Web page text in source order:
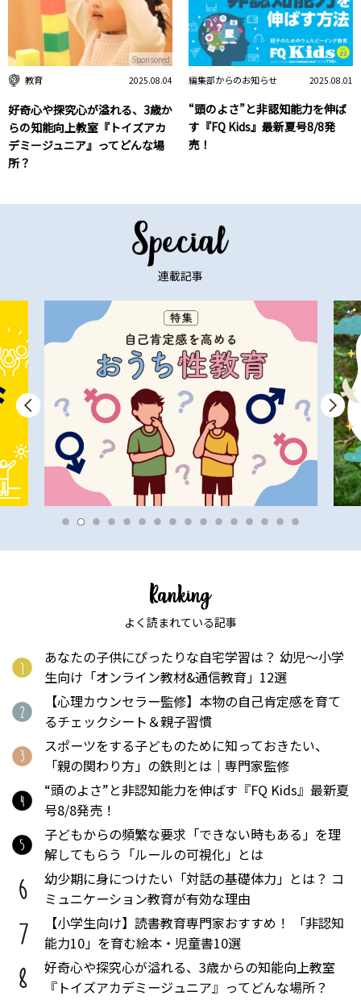
よく読まれている記事
あなたの子供にぴったりな自宅学習は？ 幼児〜小学
生向け「オンライン教材&通信教育」12選
【心理カウンセラー監修】本物の自己肯定感を育て
るチェックシート＆親子習慣
スポーツをする子どものために知っておきたい、
「親の関わり方」の鉄則とは｜専門家監修
“頭のよさ”と非認知能力を伸ばす『FQ Kids』最新夏
号8/8発売！
子どもからの頻繁な要求「できない時もある」を理
解してもらう「ルールの可視化」とは
幼少期に身につけたい「対話の基礎体力」とは？ コ
ミュニケーション教育が有効な理由
【小学生向け】読書教育専門家おすすめ！ 「非認知
能力10」を育む絵本・児童書10選
好奇心や探究心が溢れる、3歳からの知能向上教室
『トイズアカデミージュニア』ってどんな場所？
教育 2025.08.04
好奇心や探究心が溢れる、3歳か
らの知能向上教室『トイズアカ
デミージュニア』ってどんな場
所？
Sponsored
編集部からのお知らせ 2025.08.01
“頭のよさ”と非認知能力を伸ば
す『FQ Kids』最新夏号8/8発
売！
連載記事